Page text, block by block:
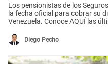
Los pensionistas de los
la fecha oficial para cobrar su
Venezuela. Conoce AQUÍ las
Diego Pecho